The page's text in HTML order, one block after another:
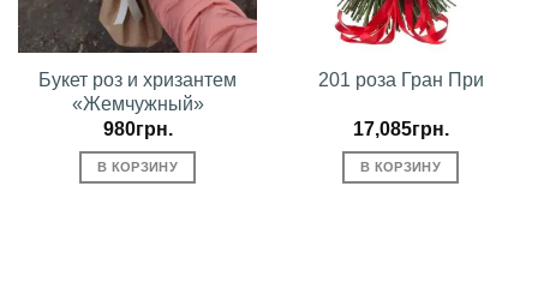
Букет роз и хризантем
«Жемчужный»
980грн.
В КОРЗИНУ
201 роза Гран При
17,085грн.
В КОРЗИНУ